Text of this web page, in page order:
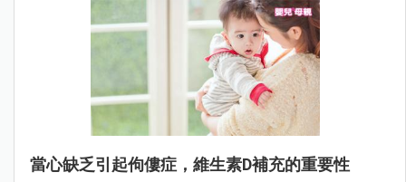
當心缺乏引起佝僂症，維生素D補充的重要性